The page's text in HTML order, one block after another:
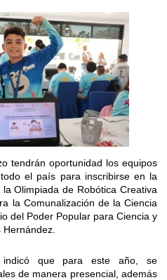
tendrán oportunidad los equipos
el país para inscribirse en la
Olimpiada de Robótica Creativa
la Comunalización de la Ciencia
del Poder Popular para Ciencia y
indicó que para este año, se
de manera presencial, además